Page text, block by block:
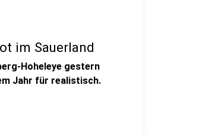
im Sauerland
Hoheleye gestern
Jahr für realistisch.